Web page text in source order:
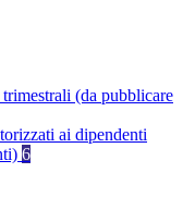
trimestrali (da pubblicare
ai dipendenti
6